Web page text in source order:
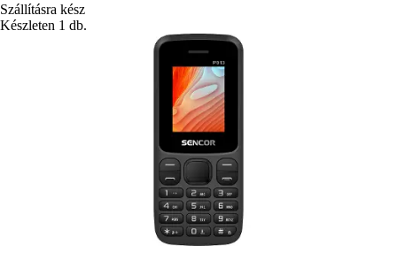
Szállításra kész
Készleten 1 db.